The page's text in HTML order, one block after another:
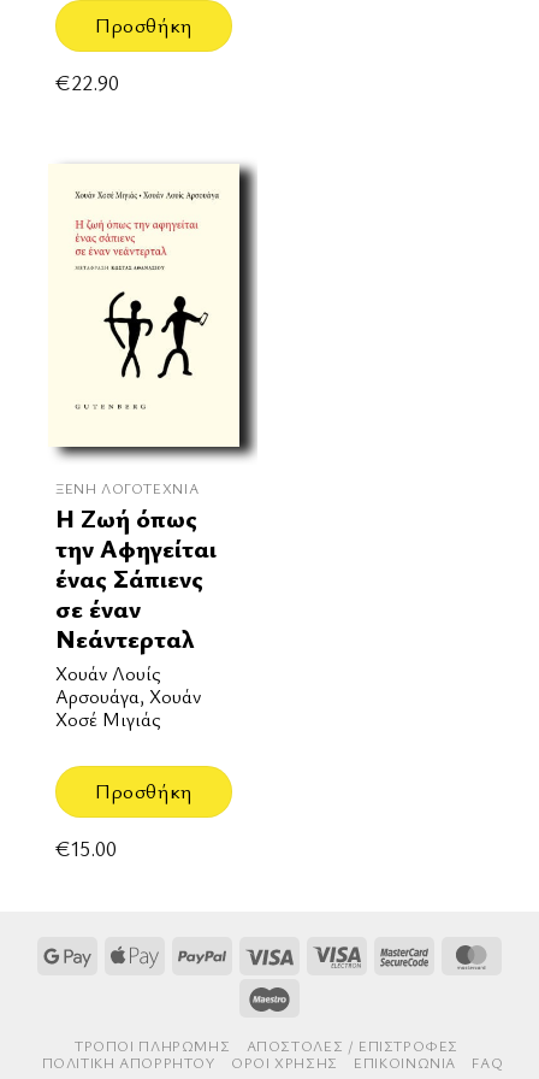
Προσθήκη
€22.90
ΞΈΝΗ ΛΟΓΟΤΕΧΝΊΑ
Η Ζωή όπως
την Αφηγείται
ένας Σάπιενς
σε έναν
Νεάντερταλ
Χουάν Λουίς
Αρσουάγα, Χουάν
Χοσέ Μιγιάς
Προσθήκη
€15.00
Google Apple
PayPal Visa
Visa
MasterCard
ΤΡΌΠΟΙ ΠΛΗΡΩΜΉΣ
AΠΟΣΤΟΛΈΣ / ΕΠΙΣΤΡΟΦΈΣ
ΠΟΛΙΤΙΚΉ ΑΠΟΡΡΉΤΟΥ
ΌΡΟΙ ΧΡΉΣΗΣ ΕΠΙΚΟΙΝΩΝΊΑ FAQ